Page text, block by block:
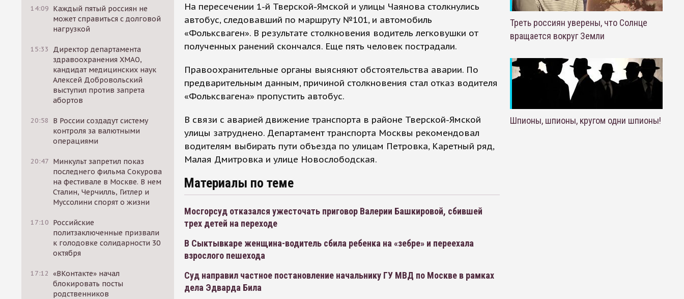
14:09 Каждый пятый россиян не
может справиться с долговой
нагрузкой
15:33
Директор департамента
здравоохранения ХМАО,
кандидат медицинских наук
Алексей Добровольский
выступил против запрета
абортов
20:58
В России создадут систему
контроля за валютными
операциями
20:47 Минкульт запретил показ
последнего фильма Сокурова
на фестивале в Москве. В нем
Сталин, Черчилль, Гитлер и
Муссолини спорят о жизни
17:10 Российские
политзаключенные призвали
к голодовке солидарности 30
октября
17:12 «ВКонтакте» начал
блокировать посты
родственников
На пересечении 1-й Тверской-Ямской и улицы Чаянова столкнулись
автобус, следовавший по маршруту №101, и автомобиль
«Фольксваген». В результате столкновения водитель легковушки от
полученных ранений скончался. Еще пять человек пострадали.
Правоохранительные органы выясняют обстоятельства аварии. По
предварительным данным, причиной столкновения стал отказ водителя
«Фольксвагена» пропустить автобус.
В связи с аварией движение транспорта в районе Тверской-Ямской
улицы затруднено. Департамент транспорта Москвы рекомендовал
водителям выбирать пути объезда по улицам Петровка, Каретный ряд,
Малая Дмитровка и улице Новослободская.
Материалы по теме
Мосгорсуд отказался ужесточать приговор Валерии Башкировой, сбившей
трех детей на переходе
В Сыктывкаре женщина-водитель сбила ребенка на «зебре» и переехала
взрослого пешехода
Суд направил частное постановление начальнику ГУ МВД по Москве в рамках
дела Эдварда Била
Треть россиян уверены, что Солнце
вращается вокруг Земли
Шпионы, шпионы, кругом одни шпионы!